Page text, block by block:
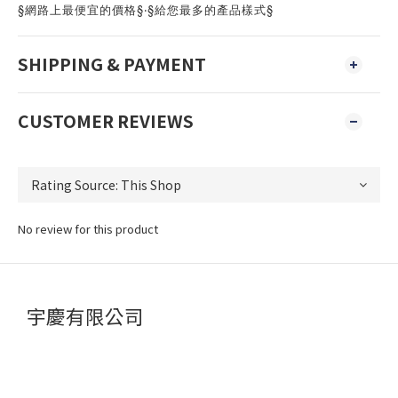
§網路上最便宜的價格§‧§給您最多的產品樣式§
SHIPPING & PAYMENT
CUSTOMER REVIEWS
No review for this product
宇慶有限公司